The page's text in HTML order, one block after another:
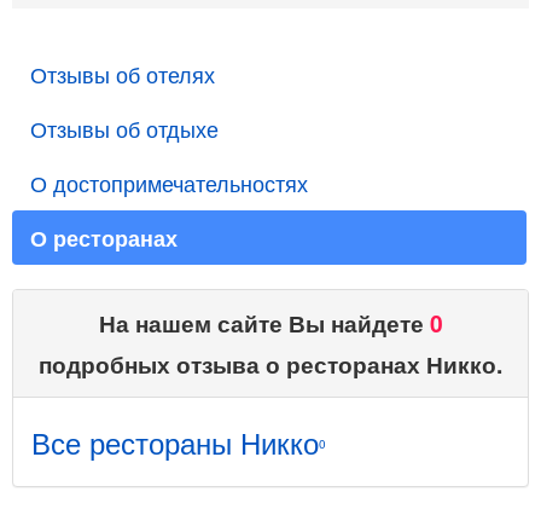
Отзывы об отелях
Отзывы об отдыхе
О достопримечательностях
О ресторанах
На нашем сайте Вы найдете 0
подробных отзыва о ресторанах Никко.
Все рестораны Никко0